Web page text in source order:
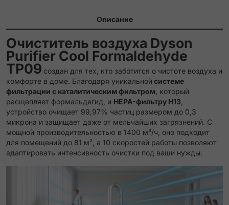
Описание
Очиститель воздуха Dyson
Purifier Cool Formaldehyde
TP09 создан для тех, кто заботится о чистоте воздуха и
комфорте в доме. Благодаря уникальной системе
фильтрации с каталитическим фильтром , который
расщепляет формальдегид, и HEPA-фильтру H13
устройство очищает 99,97% частиц размером до 0,3
микрона и защищает даже от мельчайших загрязнений. С
мощной производительностью в 1400 м³/ч, оно подходит
для помещений до 81 м², а 10 скоростей работы позволяют
адаптировать интенсивность очистки под ваши нужды.